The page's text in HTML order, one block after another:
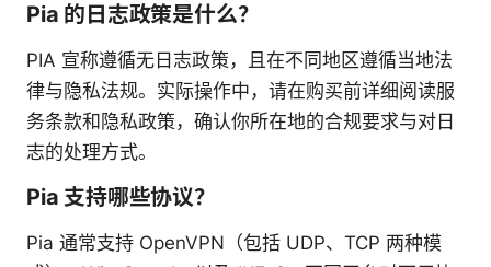
Pia 的日志政策是什么？
PIA 宣称遵循无日志政策，且在不同地区遵循当地法
律与隐私法规。实际操作中，请在购买前详细阅读服
务条款和隐私政策，确认你所在地的合规要求与对日
志的处理方式。
Pia 支持哪些协议？
Pia 通常支持 OpenVPN（包括 UDP、TCP 两种模